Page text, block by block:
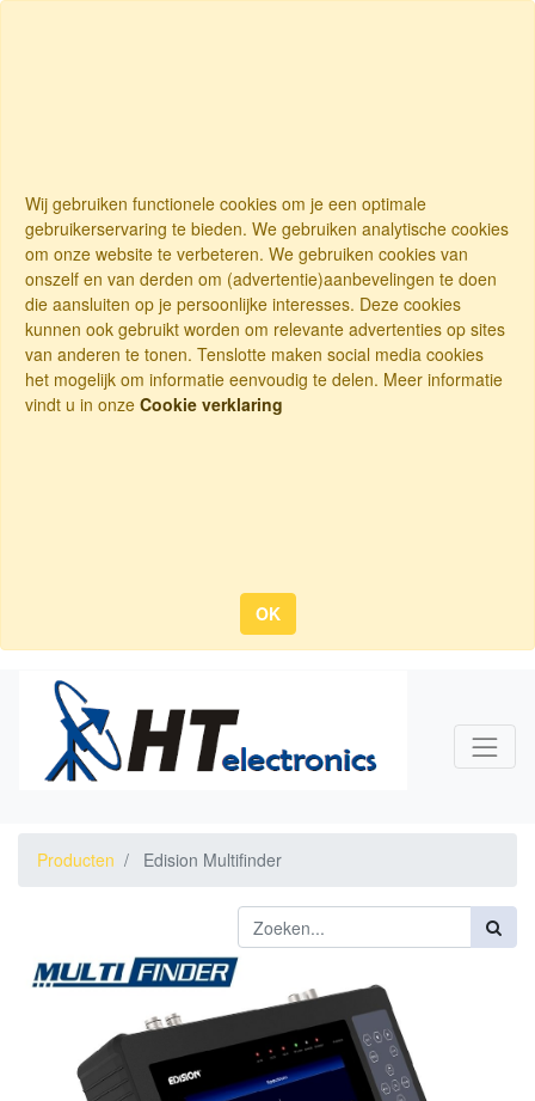
Wij gebruiken functionele cookies om je een optimale
gebruikerservaring te bieden. We gebruiken analytische cookies
om onze website te verbeteren. We gebruiken cookies van
onszelf en van derden om (advertentie)aanbevelingen te doen
die aansluiten op je persoonlijke interesses. Deze cookies
kunnen ook gebruikt worden om relevante advertenties op sites
van anderen te tonen. Tenslotte maken social media cookies
het mogelijk om informatie eenvoudig te delen. Meer informatie
vindt u in onze Cookie verklaring
OK
Producten Edision Multifinder